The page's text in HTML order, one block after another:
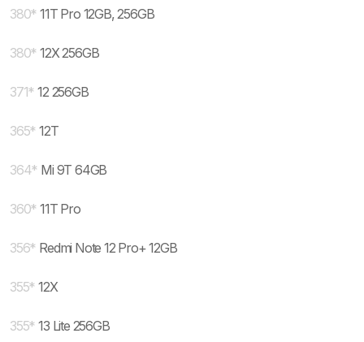
380* 11T Pro 12GB, 256GB
380* 12X 256GB
371* 12 256GB
365* 12T
364* Mi 9T 64GB
360* 11T Pro
356* Redmi Note 12 Pro+ 12GB
355* 12X
355* 13 Lite 256GB